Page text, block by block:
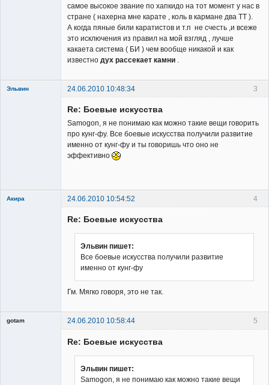
самое высокое звание по хапкидо на тот момент у нас в
стране ( нахерна мне карате , коль в кармане два ТТ ).
А когда пяные били каратистов и т.п не счесть ,и всеже
это исключения из правил на мой взгляд , лучше
какаета система ( БИ ) чем вообще никакой и как
известно дух рассекает камни .
3
Эльвин 24.06.2010 10:48:34
Re: Боевые искусства
Samogon, я не понимаю как можно такие вещи говорить
про кунг-фу. Все боевые искусства получили развитие
именно от кунг-фу и ты говоришь что оно не
эффективно
4
Акира 24.06.2010 10:54:52
Re: Боевые искусства
Эльвин пишет:
Все боевые искусства получили развитие
именно от кунг-фу
Гм. Мягко говоря, это не так.
5
gotam
24.06.2010 10:58:44
Re: Боевые искусства
Эльвин пишет:
Samogon, я не понимаю как можно такие вещи